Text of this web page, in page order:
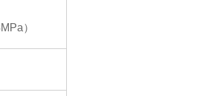
）